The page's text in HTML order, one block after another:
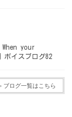
your
イスブログ82
ブログ一覧はこちら